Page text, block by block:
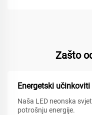
Zašto
Energetski učinkoviti
Naša LED neonska
potrošnju energije.